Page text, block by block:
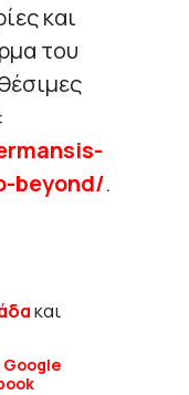
και
του
beyond/.
και
Google